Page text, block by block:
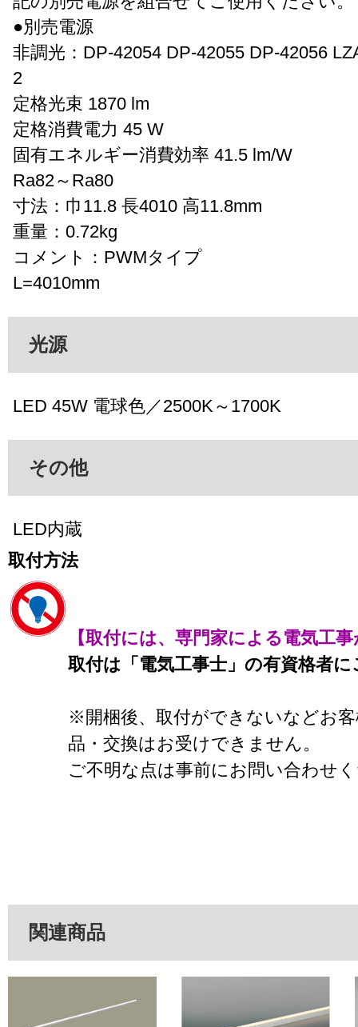
●別売電源
非調光：DP-42054 DP-42055 DP-42056
2
定格光束 1870 lm
定格消費電力 45 W
固有エネルギー消費効率 41.5 lm/W
Ra82～Ra80
寸法：巾11.8 長4010 高11.8mm
重量：0.72kg
コメント：PWMタイプ
L=4010mm
光源
LED 45W 電球色／2500K～1700K
その他
LED内蔵
取付方法
【取付には、専門家による電気工
取付は「電気工事士」の有資格者
※開梱後、取付ができないなどお
品・交換はお受けできません。
ご不明な点は事前にお問い合わせ
関連商品